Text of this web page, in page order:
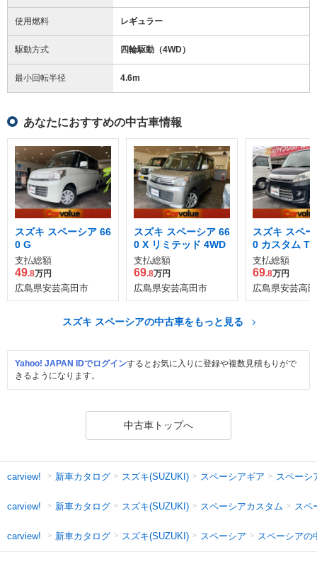
使用燃料 レギュラー
駆動方式 四輪駆動（4WD）
最小回転半径 4.6m
あなたにおすすめの中古車情報
スズキ スペーシア 66
0 G
支払総額
49.8万円
広島県安芸高田市
スズキ スペーシア 66
0 X リミテッド 4WD
支払総額
69.8万円
広島県安芸高田市
スズキ スペ
0 カスタム TS
支払総額
69.8万円
広島県安芸高
スズキ スペーシアの中古車をもっと見る
Yahoo! JAPAN IDでログインするとお気に入りに登録や複数見積もりがで
きるようになります。
中古車トップへ
carview! 新車カタログ スズキ(SUZUKI) スペーシアギア スペーシ
carview! 新車カタログ スズキ(SUZUKI) スペーシアカスタム スペ
carview! 新車カタログ スズキ(SUZUKI) スペーシア スペーシアの